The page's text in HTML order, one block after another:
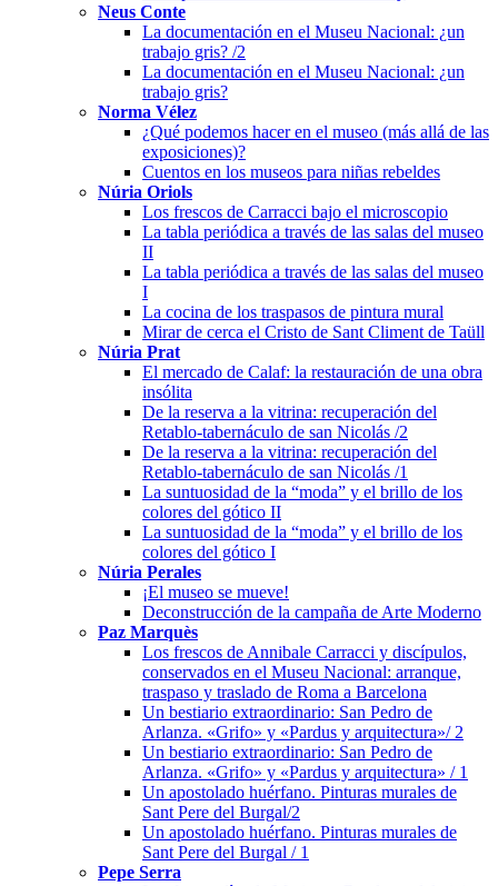
Neus Conte
La documentación en el Museu Nacional: ¿un
trabajo gris? /2
La documentación en el Museu Nacional: ¿un
trabajo gris?
Norma Vélez
¿Qué podemos hacer en el museo (más allá de las
exposiciones)?
Cuentos en los museos para niñas rebeldes
Núria Oriols
Los frescos de Carracci bajo el microscopio
La tabla periódica a través de las salas del museo
II
La tabla periódica a través de las salas del museo
I
La cocina de los traspasos de pintura mural
Mirar de cerca el Cristo de Sant Climent de Taüll
Núria Prat
El mercado de Calaf: la restauración de una obra
insólita
De la reserva a la vitrina: recuperación del
Retablo-tabernáculo de san Nicolás /2
De la reserva a la vitrina: recuperación del
Retablo-tabernáculo de san Nicolás /1
La suntuosidad de la “moda” y el brillo de los
colores del gótico II
La suntuosidad de la “moda” y el brillo de los
colores del gótico I
Núria Perales
¡El museo se mueve!
Deconstrucción de la campaña de Arte Moderno
Paz Marquès
Los frescos de Annibale Carracci y discípulos,
conservados en el Museu Nacional: arranque,
traspaso y traslado de Roma a Barcelona
Un bestiario extraordinario: San Pedro de
Arlanza. «Grifo» y «Pardus y arquitectura»/ 2
Un bestiario extraordinario: San Pedro de
Arlanza. «Grifo» y «Pardus y arquitectura» / 1
Un apostolado huérfano. Pinturas murales de
Sant Pere del Burgal/2
Un apostolado huérfano. Pinturas murales de
Sant Pere del Burgal / 1
Pepe Serra